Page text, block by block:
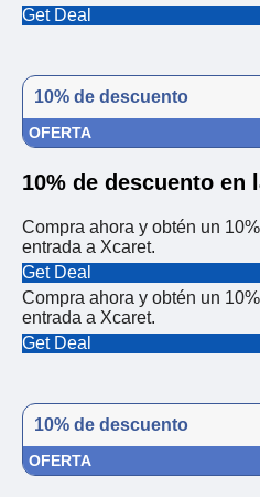
Get Deal
10% de descuento
OFERTA
10% de descuento en
Compra ahora y obtén un
entrada a Xcaret.
Get Deal
Compra ahora y obtén un
entrada a Xcaret.
Get Deal
10% de descuento
OFERTA